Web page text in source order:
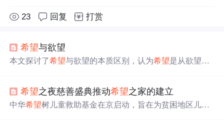
23 回复 打赏
希望与欲望
本文探讨了希望与欲望的本质区别，认为希望是从欲望层
的基础上，人们应该更多地朝着希望 的方向前进。
希望之夜慈善盛典推动希望之家的建立
中华希望树儿童救助基金在京启动，旨在为贫困地区儿童